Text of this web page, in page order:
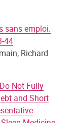
sans emploi.
44
Richard
Not Fully
and Short